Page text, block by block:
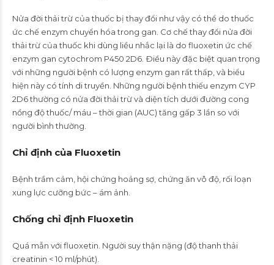
Nửa đời thải trừ của thuốc bị thay đổi như vậy có thể do thuốc
ức chế enzym chuyển hóa trong gan. Cơ chế thay đổi nửa đời
thải trừ của thuốc khi dùng liều nhắc lại là do fluoxetin ức chế
enzym gan cytochrom P450 2D6. Ðiều này đặc biệt quan trọng
với những người bệnh có lượng enzym gan rất thấp, và biểu
hiện này có tính di truyền. Những người bệnh thiếu enzym CYP
2D6 thường có nửa đời thải trừ và diện tích dưới đường cong
nồng độ thuốc/ máu – thời gian (AUC) tăng gấp 3 lần so với
người bình thường.
Chỉ định của Fluoxetin
Bệnh trầm cảm, hội chứng hoảng sợ, chứng ăn vô độ, rối loạn
xung lực cưỡng bức – ám ảnh.
Chống chỉ định Fluoxetin
Quá mẫn với fluoxetin. Người suy thận nặng (độ thanh thải
creatinin < 10 ml/phút).